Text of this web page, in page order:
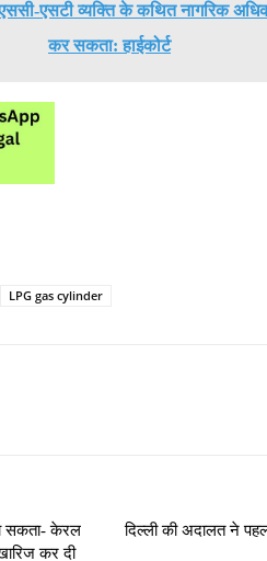
एसटी व्यक्ति के कथित नागरिक
कर सकता: हाईकोर्ट
LPG gas cylinder
सकता- केरल
कर दी
दिल्ली की अदालत ने